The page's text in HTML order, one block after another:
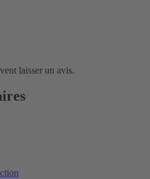
laisser un avis.